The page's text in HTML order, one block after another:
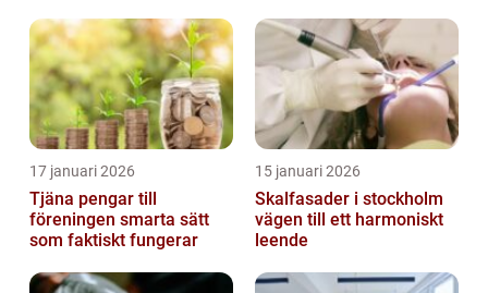
17 januari 2026
Tjäna pengar till
föreningen smarta sätt
som faktiskt fungerar
15 januari 2026
Skalfasader i stockholm
vägen till ett harmoniskt
leende